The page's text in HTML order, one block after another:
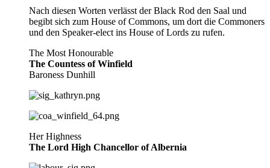
Nach diesen Worten verlässt der Black Rod den Saal und
begibt sich zum House of Commons, um dort die Commoners
und den Speaker-elect ins House of Lords zu rufen.
The Most Honourable
The Countess of Winfield
Baroness Dunhill
Her Highness
The Lord High Chancellor of Albernia